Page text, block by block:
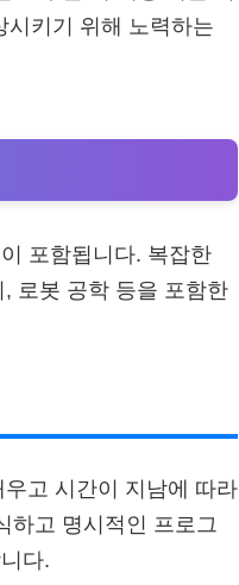
시키기 위해 노력하는
포함됩니다. 복잡한
로봇 공학 등을 포함한
고 시간이 지남에 따라
하고 명시적인 프로그
다.